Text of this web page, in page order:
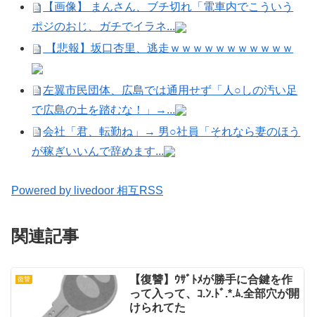
【画像】 まんさん、ブチ切れ「電車内でこういう
ポジのおじ、ガチでイラネ...
【悲報】坂口杏里、逃走ｗｗｗｗｗｗｗｗｗｗｗ
左翼市民団体、広島では通用せず「人○しの汚い足
で広島の土を踏むな！」→...
会社「君、転勤ね」→ 男○社員「それなら妻のほう
が稼ぎいいんで辞めます...
Powered by livedoor 相互RSS
関連記事
復讐
【復讐】ｳｻﾞﾄﾒが勝手に合鍵を作
って入って、ｺ.ﾝ.ﾄﾞ.*.ﾑ.全部穴が開
けられてた